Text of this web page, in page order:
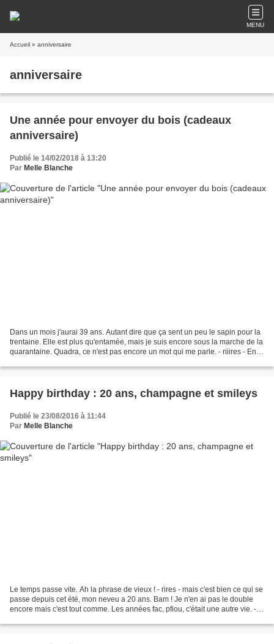
MENU
Accueil » anniversaire
anniversaire
Une année pour envoyer du bois (cadeaux
anniversaire)
Publié le 14/02/2018 à 13:20
Par Melle Blanche
Dans un mois j'aurai 39 ans. Autant dire que ça sent un peu le sapin pour la
trentaine. Elle est plus qu'entamée, mais je suis encore sous la marche de la
quarantaine. Quadra, ce n'est pas encore un mot qui me parle. - riiires - En
Happy birthday : 20 ans, champagne et smileys
Publié le 23/08/2016 à 11:44
Par Melle Blanche
Le temps passe vite. Ah la phrase de vieux ! - rires - mais c'est bien ce qui se
passe depuis cet été, mon neveu a 20 ans. Bam ! Je n'en ai pas le double
encore mais c'est tout comme. Les années fac, pfiou, c'était une autre vie. -